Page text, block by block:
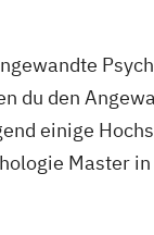
du den
einige
Master